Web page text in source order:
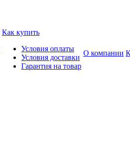
Как купить
Условия оплаты
Условия доставки
Гарантия на товар
О компании